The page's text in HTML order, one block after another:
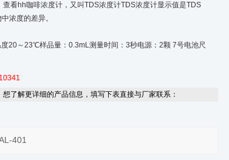
看hh咖啡浓度计，又叫TDS浓度计TDS浓度计显示值是TDS
浓度的差异。
20～23℃样品量：0.3mL测量时间：3秒电源：2颗 7号电池尺
想了解更详细的产品信息，填写下表直接与厂家联系：